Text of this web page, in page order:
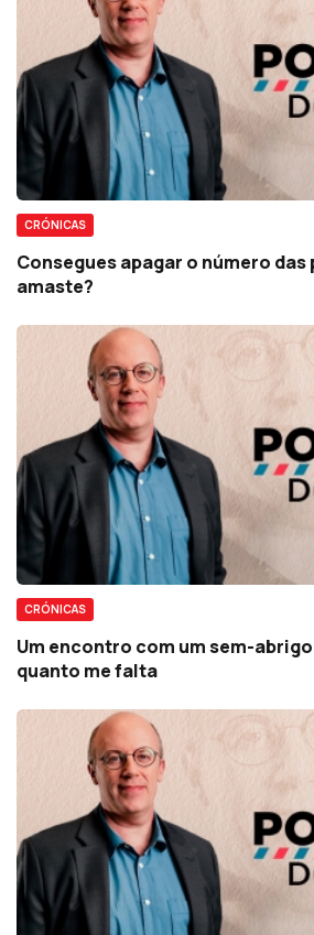
CRÓNICAS
Consegues apagar o número das
amaste?
CRÓNICAS
Um encontro com um sem-
quanto me falta